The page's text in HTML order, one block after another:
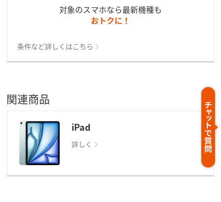
対象のスマホなら最新機種も
おトクに！
条件など詳しくはこちら
関連商品
iPad
詳しく